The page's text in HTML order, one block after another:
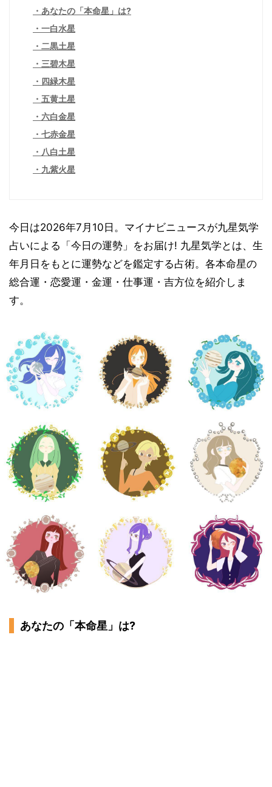
あなたの「本命星」は?
一白水星
二黒土星
三碧木星
四緑木星
五黄土星
六白金星
七赤金星
八白土星
九紫火星
今日は2026年7月10日。マイナビニュースが九星気学
占いによる「今日の運勢」をお届け! 九星気学とは、生
年月日をもとに運勢などを鑑定する占術。各本命星の
総合運・恋愛運・金運・仕事運・吉方位を紹介しま
す。
あなたの「本命星」は?